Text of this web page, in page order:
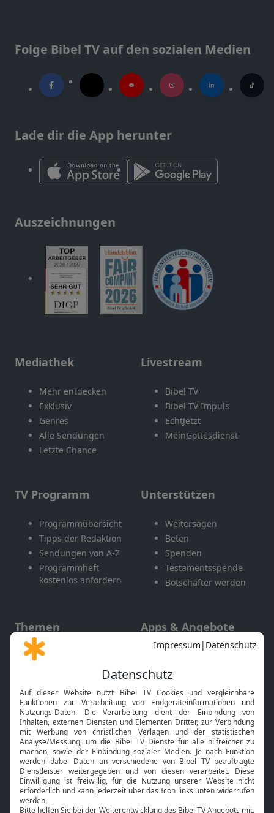
Folge Bibel TV auf den sozialen Medien
Lade dir die App herunter
Auszeichnungen
Mediathek
Mehr entdecken
Exklusiv
Genres
Alle Sendungen
Letzte Chance
Livestream
Bibel TV
Bibel TV Impuls
EchtJetzt
MeinGottesdienst
TV Programm
Programmübersicht
Tipps der Redaktion
Sendungen von A-Z
Programmheft
kostenlos anfordern
Unterstützen
Weitersagen
Beten
Spenden
Testamentsspende
Botschafter werden
Themen
Gott und Bibel erklärt
Neuigkeiten
Apps & Angebote
Mobile App
Smart TV
HbbTV
Bibelthek Online-Bibel
Nächster Gottesdienst
Bibel TV Service